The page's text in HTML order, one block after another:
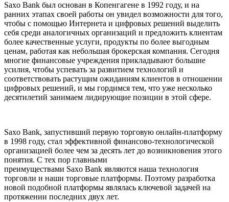
Saxo Bank был основан в Копенгагене в 1992 году, и на
ранних этапах своей работы он увидел возможности для того,
чтобы с помощью Интернета и цифровых решений выделить
себя среди аналогичных организаций и предложить клиентам
более качественные услуги, продукты по более выгодным
ценам, работая как небольшая брокерская компания. Сегодня
многие финансовые учреждения прикладывают большие
усилия, чтобы успевать за развитием технологий и
соответствовать растущим ожиданиям клиентов в отношении
цифровых решений, и мы гордимся тем, что уже несколько
десятилетий занимаем лидирующие позиции в этой сфере.
Saxo Bank, запустивший первую торговую онлайн-платформу
в 1998 году, стал эффективной финансово-технологической
организацией более чем за десять лет до возникновения этого
понятия. С тех пор главными
преимуществами Saxo Bank являются наша технология
торговли и наши торговые платформы. Поэтому разработка
новой подобной платформы являлась ключевой задачей на
протяжении последних двух лет.